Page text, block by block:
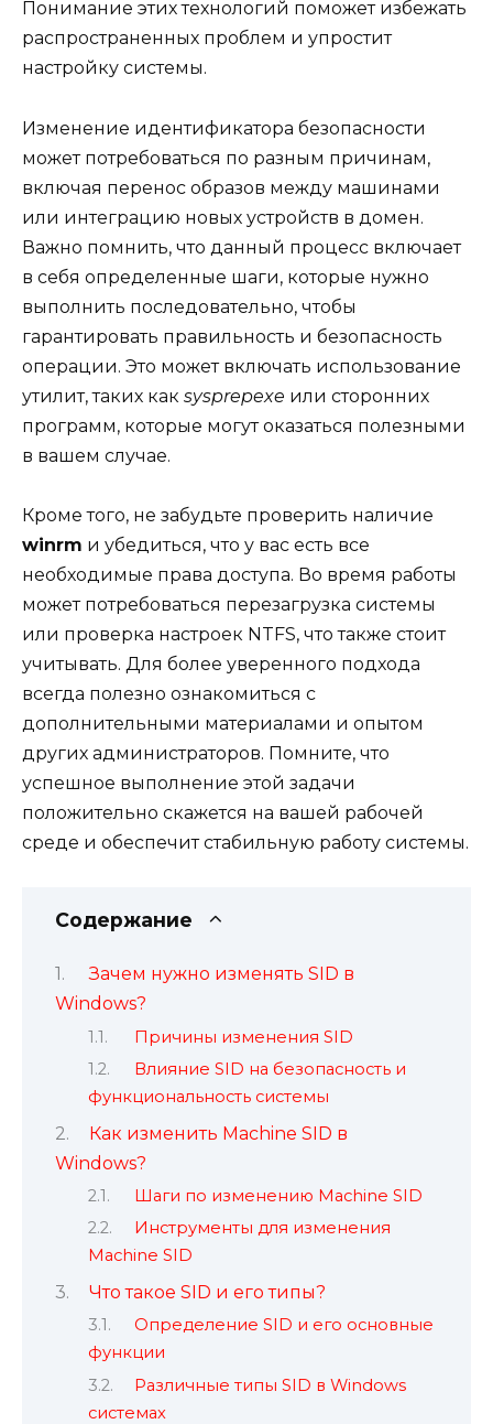
Понимание этих технологий поможет избежать
распространенных проблем и упростит
настройку системы.
Изменение идентификатора безопасности
может потребоваться по разным причинам,
включая перенос образов между машинами
или интеграцию новых устройств в домен.
Важно помнить, что данный процесс включает
в себя определенные шаги, которые нужно
выполнить последовательно, чтобы
гарантировать правильность и безопасность
операции. Это может включать использование
утилит, таких как sysprepexe или сторонних
программ, которые могут оказаться полезными
в вашем случае.
Кроме того, не забудьте проверить наличие
winrm и убедиться, что у вас есть все
необходимые права доступа. Во время работы
может потребоваться перезагрузка системы
или проверка настроек NTFS, что также стоит
учитывать. Для более уверенного подхода
всегда полезно ознакомиться с
дополнительными материалами и опытом
других администраторов. Помните, что
успешное выполнение этой задачи
положительно скажется на вашей рабочей
среде и обеспечит стабильную работу системы.
Содержание
Зачем нужно изменять SID в
Windows?
Причины изменения SID
Влияние SID на безопасность и
функциональность системы
Как изменить Machine SID в
Windows?
Шаги по изменению Machine SID
Инструменты для изменения
Machine SID
Что такое SID и его типы?
Определение SID и его основные
функции
Различные типы SID в Windows
системах